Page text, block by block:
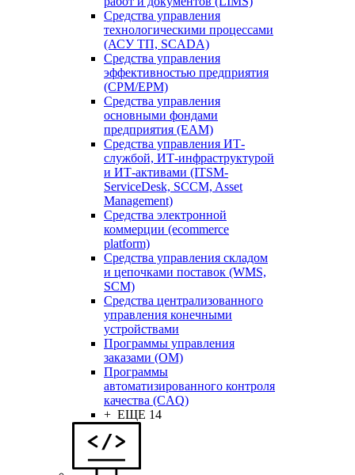
Средства управления
технологическими процессами
(АСУ ТП, SCADA)
Средства управления
эффективностью предприятия
(CPM/EPM)
Средства управления
основными фондами
предприятия (EAM)
Средства управления ИТ-
службой, ИТ-инфраструктурой
и ИТ-активами (ITSM-
ServiceDesk, SCCM, Asset
Management)
Средства электронной
коммерции (ecommerce
platform)
Средства управления складом
и цепочками поставок (WMS,
SCM)
Средства централизованного
управления конечными
устройствами
Программы управления
заказами (OM)
Программы
автоматизированного контроля
качества (CAQ)
+ ЕЩЕ 14